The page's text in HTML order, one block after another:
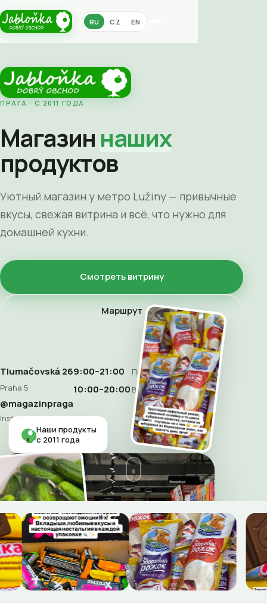
RU CZ EN
ПРАГА · С 2011 ГОДА
Магазин наших
продуктов
Уютный магазин у метро Lužiny — привычные
вкусы, свежая витрина и всё, что нужно для
домашней кухни.
Смотреть витрину
Маршрут
Tlumačovská 26
Praha 5
9:00–21:00 Пн–Сб
10:00–20:00 Воскресенье
@magazinpraga
Instagram
Наши продукты
с 2011 года